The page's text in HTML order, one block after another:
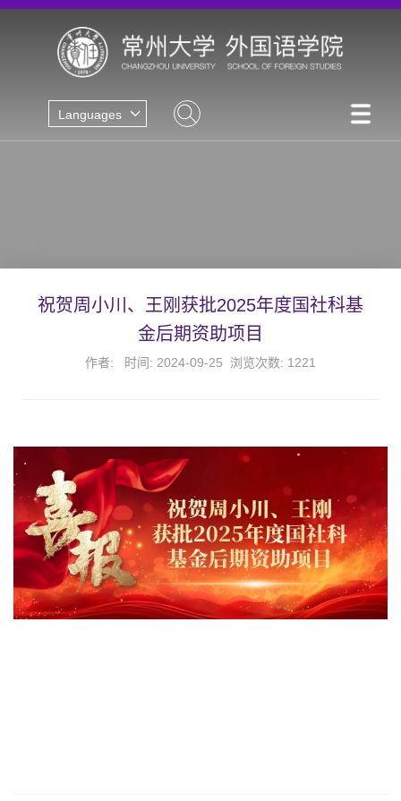
Languages
祝贺周小川、王刚获批2025年度国社科基
金后期资助项目
作者: 时间: 2024-09-25 浏览次数: 1221